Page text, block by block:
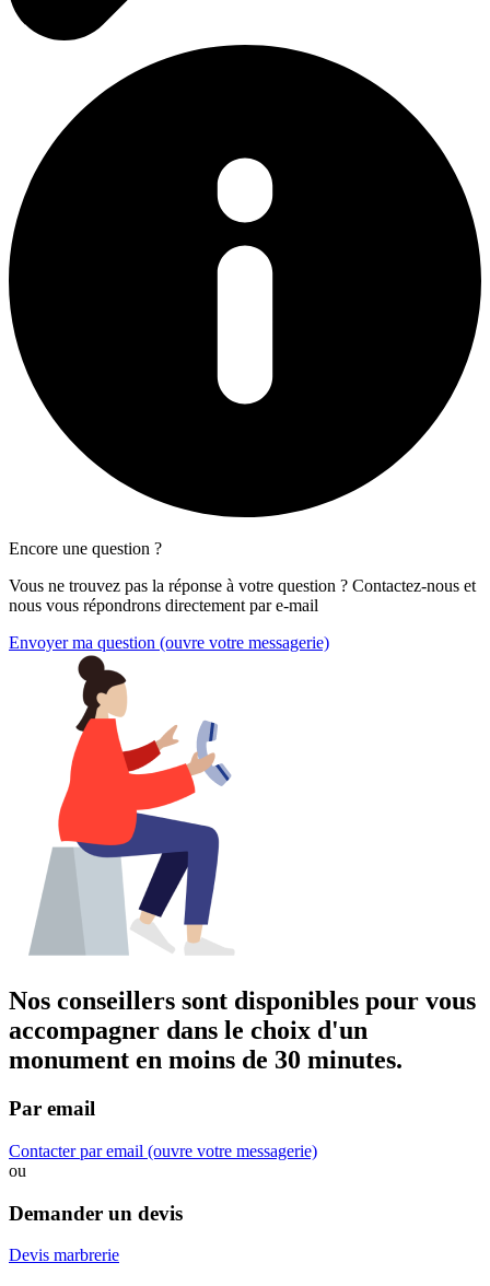
Encore une question ?
Vous ne trouvez pas la réponse à votre question ? Contactez-nous et
nous vous répondrons directement par e-mail
Envoyer ma question (ouvre votre messagerie)
Nos conseillers sont disponibles pour vous
accompagner dans le choix d'un
monument en moins de 30 minutes.
Par email
Contacter par email (ouvre votre messagerie)
ou
Demander un devis
Devis marbrerie